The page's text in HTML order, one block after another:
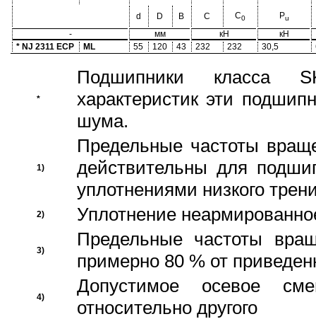
d D B C C0 Pu
- мм кН
кН
* NJ 2311 ECP
ML 55 120 43 232 232 30,5
*
Подшипники класса
характеристик эти
шума.
1)
Предельные частоты
действительны для
уплотнениями низкого
2) Уплотнение
3)
Предельные частоты
примерно 80 % от
4)
Допустимое осевое
относительно другого